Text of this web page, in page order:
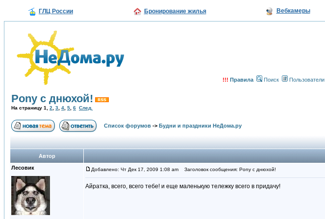
ГЛЦ России Бронирование жилья Вебкамеры
!!! Правила Поиск Пользователи
Pony с днюхой!
На страницу 1 2 3 4 5 6 След.
Список форумов -> Будни и праздники НеДома.ру
Автор
Лесовик
Добавлено: Чт Дек 17, 2009 1:08 am Заголовок сообщения: Pony с днюхой!
Айратка, всего, всего тебе! и еще маленькую тележку всего в придачу!